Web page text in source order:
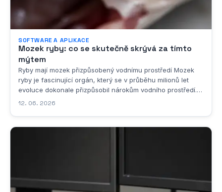
SOFTWARE A APLIKACE
Mozek ryby: co se skutečně skrývá za tímto
mýtem
Ryby mají mozek přizpůsobený vodnímu prostředí Mozek
ryby je fascinující orgán, který se v průběhu milionů let
evoluce dokonale přizpůsobil nárokům vodního prostředí.
Na první pohled by se mohlo zdát, že jde o primitivní
12. 06. 2026